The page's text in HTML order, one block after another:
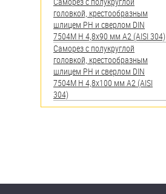
головкой, крестообразным
шлицем PH и сверлом DIN
7504M H 4,8х90 мм А2 (AISI 304)
Саморез с полукруглой
головкой, крестообразным
шлицем PH и сверлом DIN
7504M H 4,8х100 мм А2 (AISI
304)